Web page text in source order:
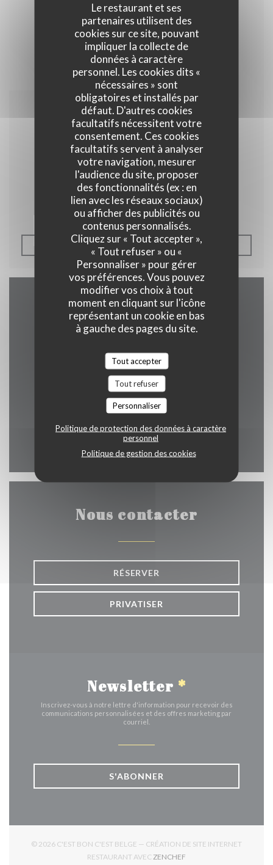
Le restaurant et ses
partenaires utilisent des
cookies sur ce site, pouvant
impliquer la collecte de
données à caractère
personnel. Les cookies dits «
nécessaires » sont
obligatoires et installés par
défaut. D'autres cookies
facultatifs nécessitent votre
consentement. Ces cookies
facultatifs servent à analyser
votre navigation, mesurer
l'audience du site, proposer
des fonctionnalités (ex : en
lien avec les réseaux sociaux)
ou afficher des publicités ou
contenus personnalisés.
Cliquez sur « Tout accepter »,
« Tout refuser » ou «
Personnaliser » pour gérer
vos préférences. Vous pouvez
modifier vos choix à tout
moment en cliquant sur l'icône
représentant un cookie en bas
à gauche des pages du site.
Tout accepter
Tout refuser
Personnaliser
Politique de protection des données à caractère
personnel
Politique de gestion des cookies
04/04/2014
Les plats pays
Plus belge que cette carte ça ne doit pas être
tellement courant.
VOIR L'ARTICLE((OUVRE UNE NOUVELLE
Accès/Contact
Rue de Rollebeek 3-5 1000 Bruxelles
02 512 29 99
bilou1929@hotmail.fr
Facebook ((ouvre une
Nous contacter
RÉSERVER
PRIVATISER
Newsletter *
Inscrivez-vous à notre lettre d'information pour recevoir des
communications personnalisées et des offres marketing par
courriel.
S'ABONNER
© 2026 C'EST BON C'EST BELGE — CRÉATION DE SITE INTERNET
RESTAURANT AVEC ZENCHEF